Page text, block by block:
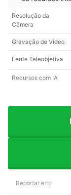
Resolução da
Câmera
Gravação de Vídeo
Lente Teleobjetiva
Recursos com IA
Reportar erro